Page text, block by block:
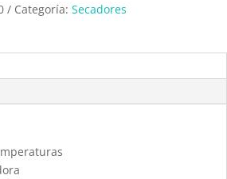
Categoría: Secadores